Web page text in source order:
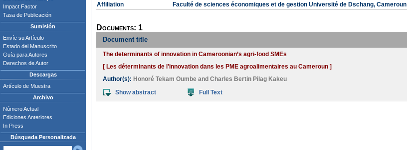
Impact Factor
Tasa de Publicación
Sumisión
Envíe su Artículo
Estado del Manuscrito
Guía para Autores
Derechos de Autor
Descargas
Artículo de Muestra
Archivo
Número Actual
Ediciones Anteriores
In Press
Búsqueda Personalizada
Affiliation
Faculté de sciences économiques et de gestion Université de Dschang, Cameroun
Documents: 1
Document title
The determinants of innovation in Cameroonian’s agri-food SMEs
[ Les déterminants de l’innovation dans les PME agroalimentaires au Cameroun ]
Author(s): Honoré Tekam Oumbe and Charles Bertin Pilag Kakeu
Show abstract
Full Text